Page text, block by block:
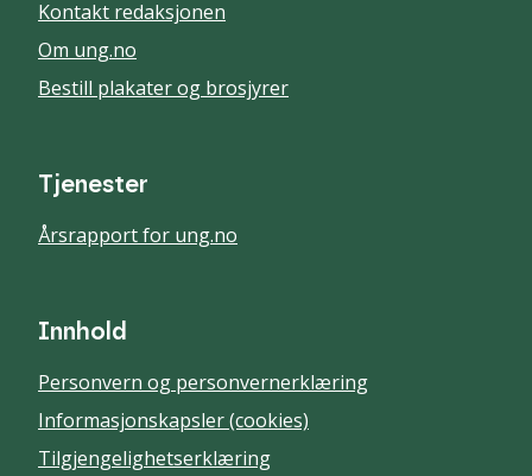
Kontakt redaksjonen
Om ung.no
Bestill plakater og brosjyrer
Tjenester
Årsrapport for ung.no
Innhold
Personvern og personvernerklæring
Informasjonskapsler (cookies)
Tilgjengelighetserklæring